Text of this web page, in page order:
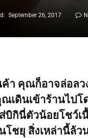
September 26, 2017
า คุณก็อาจล่อลว
ดินเข้าร้านไปโ
กินี่ตัวน้อยโชว์เ
ชยุ สิ่งเหล่านี้ล้